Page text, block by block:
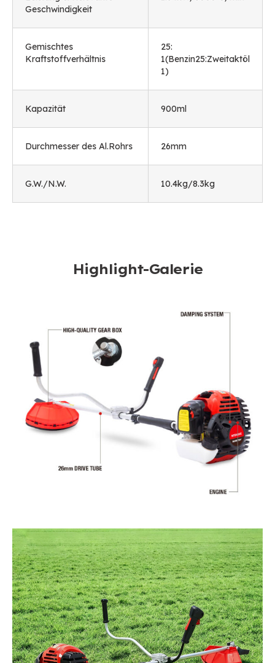
Geschwindigkeit
Gemischtes
Kraftstoffverhältnis
25:
1(Benzin25:Zweitaktöl
1)
Kapazität 900ml
Durchmesser des Al.Rohrs 26mm
G.W./N.W. 10.4kg/8.3kg
Highlight-Galerie